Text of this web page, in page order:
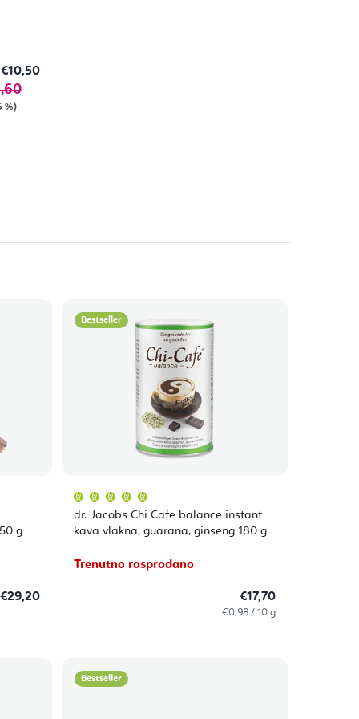
€10,50
%)
g
€29,20
Bestseller
dr. Jacobs Chi Cafe balance instant
kava vlakna, guarana, ginseng 180 g
proizvoda
je
5,0
zvjezdica.
Trenutno rasprodano
€17,70
Izračunaj
€0,98 / 10 g
Bestseller